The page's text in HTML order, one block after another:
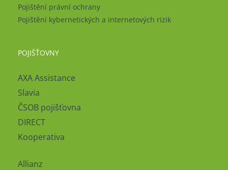
Pojištění právní ochrany
Pojištění kybernetických a internetových rizik
POJIŠŤOVNY
AXA Assistance
Slavia
ČSOB pojišťovna
DIRECT
Kooperativa
Allianz